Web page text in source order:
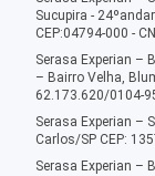
Sucupira -
CEP:04794-000 -
Serasa Experian –
– Bairro Velha,
62.173.620/0104-
Serasa Experian –
Carlos/SP CEP:
Serasa Experian –